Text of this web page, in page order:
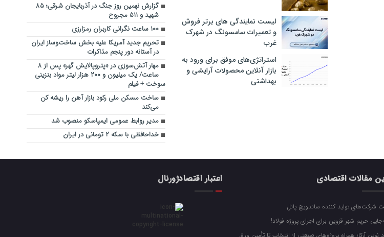
لیست نمایندگی های برتر فروش
و تعمیرات سامسونگ در شهرک
غرب
استراتژی‌های موفق برای ورود به
بازار آنلاین محصولات آرایشی و
بهداشتی
گزارش نهمین روز جنگ در آذربایجان شرقی؛ ۸۵
شهید و ۵۱۱ مجروح
۱۰۰ ساعت نگرانی کاربران رمزارزی
تحریم‌ جدید آمریکا علیه بخش ساخت‌وساز ایران
در آستانه دور پنجم مذاکرات
مهار آتش‌سوزی در «پتروپالایش گهر» پس از ۸
ساعت/ یک میلیون و ۲۰۰ هزار لیتر مواد بنزینی
سوخت + فیلم
ساخت مسکن ملی رکود بازار آهن را ریشه‌ کن
می‌کند
مدیر روابط عمومی ایمپاسکو منصوب شد
خداحافظی با سکه ۲ تومانی در ایران
مقالات اقتصادی
شرکت‌های تولید کننده ساندویچ پانل
حریم شهر قزوین برای اجرای پروژه فولاد!
اعتبار اقتصادژورنال